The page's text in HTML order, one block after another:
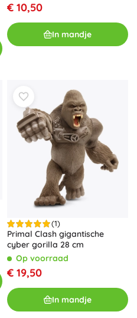
€ 10,50
In mandje
(1)
Primal Clash gigantische
cyber gorilla 28 cm
Op voorraad
€ 19,50
In mandje